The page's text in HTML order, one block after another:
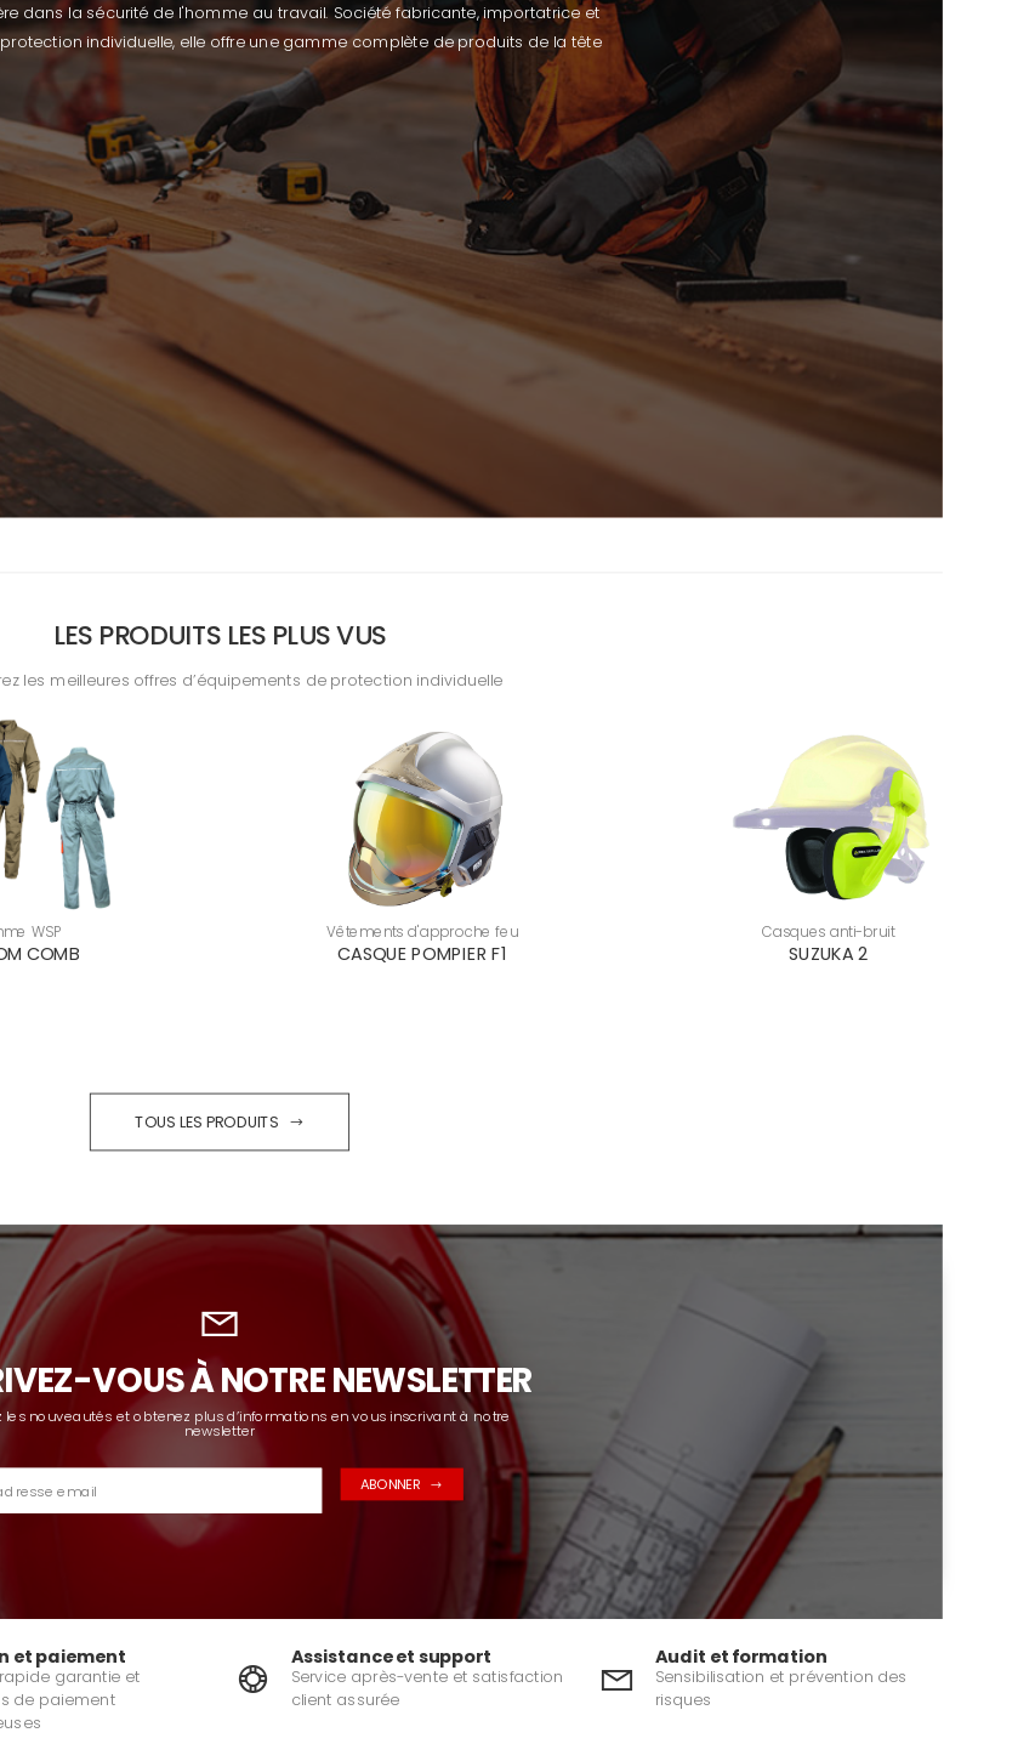
dans la sécurité de l'homme au travail. Société fabricante, importatrice et
individuelle, elle offre une gamme complète de produits de la tête
LES PRODUITS LES PLUS VUS
les meilleures offres d’équipements de protection individuelle
WSP
COMB
Vêtements d'approche feu
CASQUE POMPIER F1
Casques anti-bruit
SUZUKA 2
TOUS LES PRODUITS
VOUS À NOTRE NEWSLETTER
les nouveautés et obtenez plus d’informations en vous inscrivant à notre
newsletter
ABONNER
et paiement
garantie et
de paiement
Assistance et support
Service après-vente et satisfaction
client assurée
Audit et formation
Sensibilisation et prévention des
risques